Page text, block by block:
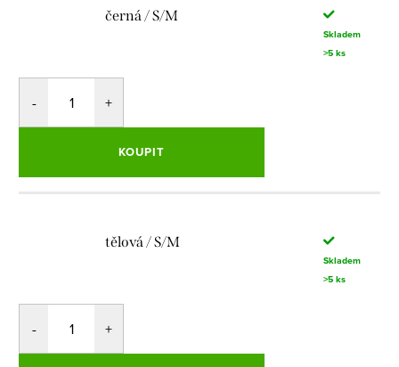
černá / S/M
Skladem
>5 ks
KOUPIT
tělová / S/M
Skladem
>5 ks